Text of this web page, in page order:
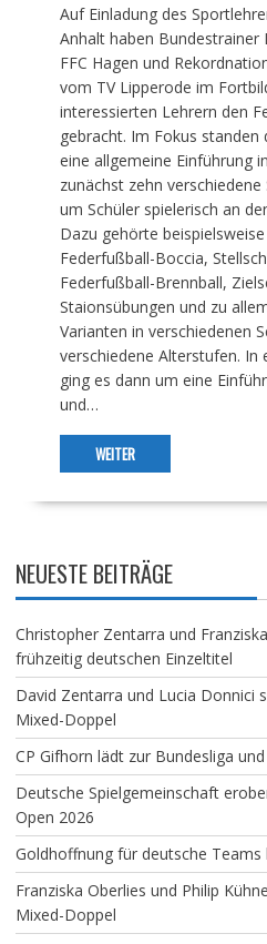
Auf Einladung des
Anhalt haben Bundestrainer
FFC Hagen und
vom TV Lipperode im
interessierten Lehrern den
gebracht. Im Fokus standen
eine allgemeine Einführung
zunächst zehn verschiedene
um Schüler spielerisch an
Dazu gehörte
Federfußball-Boccia,
Federfußball-Brennball,
Staionsübungen und zu
Varianten in verschiedenen
verschiedene Alterstufen. In
ging es dann um eine
und…
WEITER
NEUESTE BEITRÄGE
Christopher Zentarra und
frühzeitig deutschen Einzeltitel
David Zentarra und Lucia Donnici
Mixed-Doppel
CP Gifhorn lädt zur Bundesliga
Deutsche Spielgemeinschaft
Open 2026
Goldhoffnung für deutsche Teams
Franziska Oberlies und Philip
Mixed-Doppel